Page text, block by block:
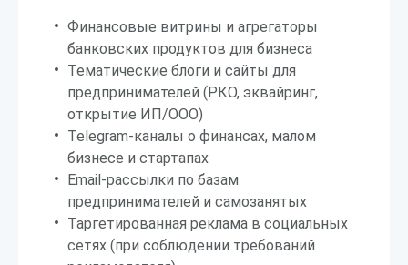
Финансовые витрины и агрегаторы
банковских продуктов для бизнеса
Тематические блоги и сайты для
предпринимателей (РКО, эквайринг,
открытие ИП/ООО)
Telegram-каналы о финансах, малом
бизнесе и стартапах
Email-рассылки по базам
предпринимателей и самозанятых
Таргетированная реклама в социальных
сетях (при соблюдении требований